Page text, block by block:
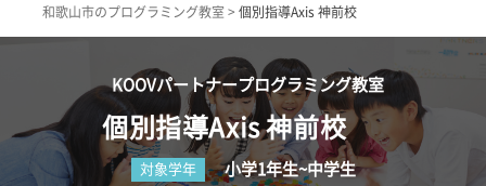
和歌山市のプログラミング教室 > 個別指導Axis 神前校
KOOVパートナープログラミング教室
個別指導Axis 神前校
対象学年 小学1年生~中学生